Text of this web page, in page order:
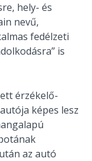
hely- és
nevű,
fedélzeti
is
érzékelő-
képes lesz
az autó